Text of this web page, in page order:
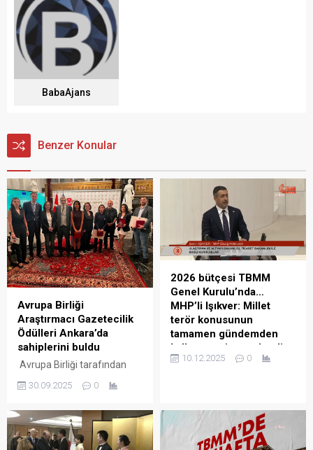
BabaAjans
Benzer Konular
Avrupa Birliği
Araştırmacı Gazetecilik
Ödülleri Ankara’da
sahiplerini buldu
Avrupa Birliği tarafından
desteklenen ve “Batı
Balkanlar ve Türkiye’de
Bağımsız Gazeteciliğin
Güçlendirilmesi II” projesi
30.09.2025 0
2026 bütçesi TBMM
Genel Kurulu’nda…
MHP’li Işıkver: Millet
terör konusunun
tamamen gündemden
kalkmasını istemektedir
MHP Milletvekili Elazığ
sürecine ilişkin
“Meclis’imizin yaz tatilinde
Hakkari’den Tekirdağ’a
10.12.2025 0